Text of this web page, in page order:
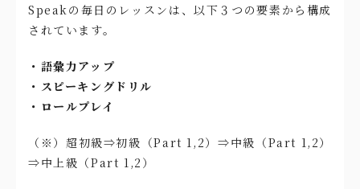
Speakの毎日のレッスンは、以下３つの要素から構成
されています。
・語彙力アップ
・スピーキングドリル
・ロールプレイ
（※）超初級⇒初級（Part 1,2）⇒中級（Part 1,2）
⇒中上級（Part 1,2）